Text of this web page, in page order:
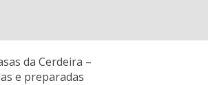
da Cerdeira –
e preparadas